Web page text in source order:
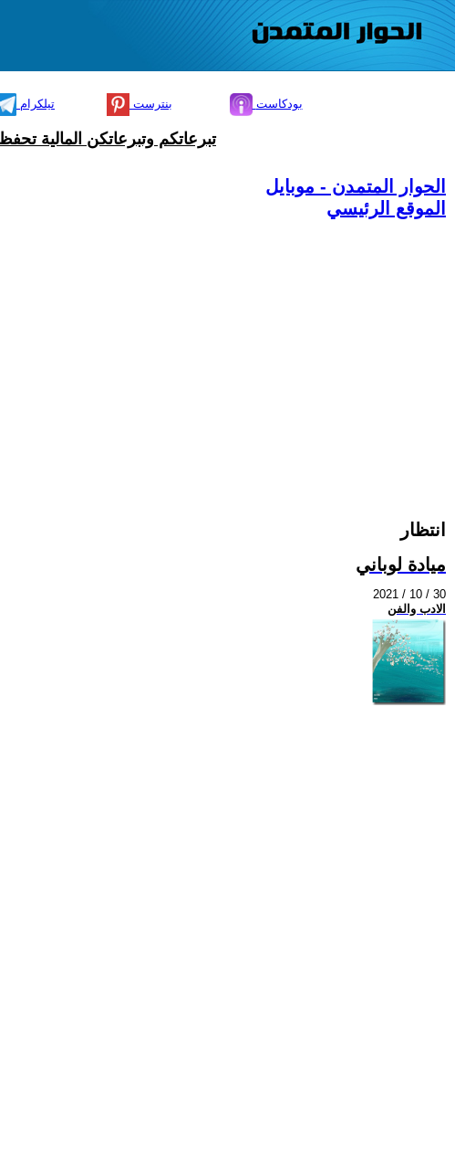
تيلكرام بنترست بودكاست
تبرعاتكم وتبرعاتكن المالية
الحوار المتمدن - موبايل
الموقع الرئيسي
انتظار
ميادة لوباني
2021 / 10 / 30
الادب والفن